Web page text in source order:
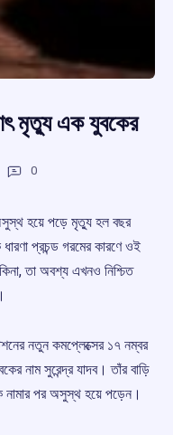
মৃত্যু এক যুবকের
0
হয়ে পড়ে মৃত্যু হল বছর
প্রচন্ড গরমের কারণে ওই
তা অবশ্য এখনও নিশ্চিত
নতুন কমপ্লেক্সের ১৭ নম্বর
নাম সুরেন্দ্র যাদব। তাঁর বাড়ি
নামার পর অসুস্থ হয়ে পড়েন।